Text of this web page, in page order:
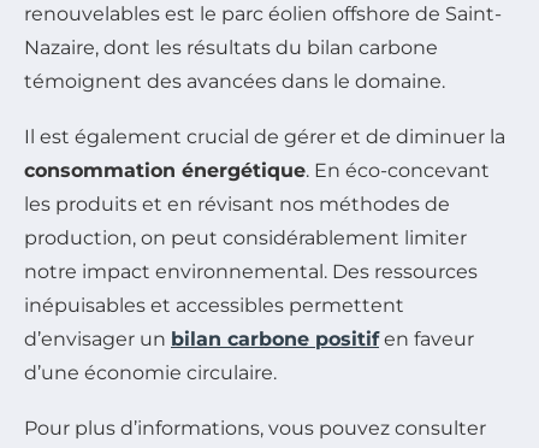
renouvelables est le parc éolien offshore de Saint-
Nazaire, dont les résultats du bilan carbone
témoignent des avancées dans le domaine.
Il est également crucial de gérer et de diminuer la
consommation énergétique. En éco-concevant
les produits et en révisant nos méthodes de
production, on peut considérablement limiter
notre impact environnemental. Des ressources
inépuisables et accessibles permettent
d’envisager un bilan carbone positifen faveur
d’une économie circulaire.
Pour plus d’informations, vous pouvez consulter